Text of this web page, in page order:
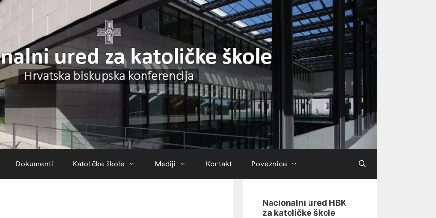
Dokumenti Katoličke škole Mediji Kontakt Poveznice
Nacionalni ured HBK
za katoličke škole